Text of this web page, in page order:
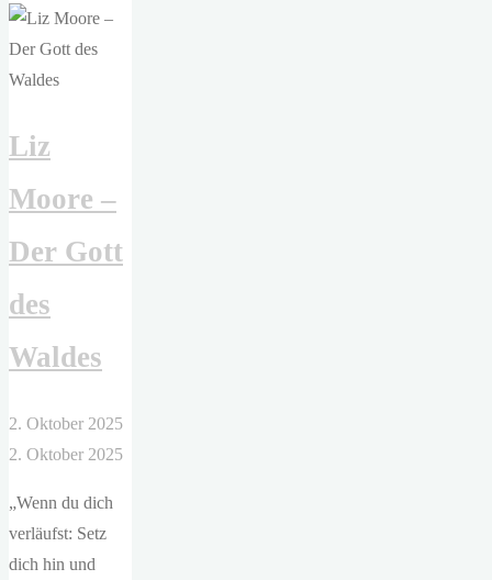
–
Tage
Liz
Moore –
Der Gott
des
Waldes
2. Oktober 2025
2. Oktober 2025
„Wenn du dich
verläufst: Setz
dich hin und